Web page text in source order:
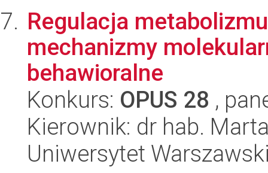
Regulacja
mechanizmy
behawioralne
Konkurs: OPUS 28 ,
Kierownik: dr hab.
Uniwersytet